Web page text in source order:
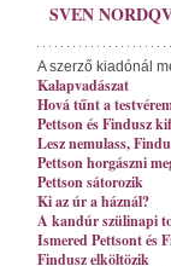
SVEN
A szerző kiadónál
Kalapvadászat
Hová tűnt a
Pettson és Findusz
Lesz nemulass,
Pettson horgászni
Pettson sátorozik
Ki az úr a háznál?
A kandúr szülinapi
Ismered Pettsont és
Findusz elköltözik